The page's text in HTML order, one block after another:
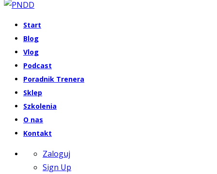
Start
Blog
Vlog
Podcast
Poradnik Trenera
Sklep
Szkolenia
O nas
Kontakt
Zaloguj
Sign Up